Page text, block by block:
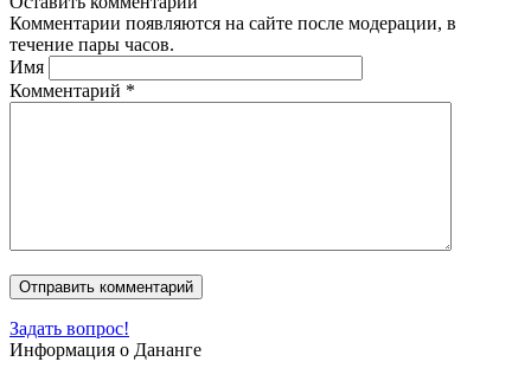
Комментарии появляются на сайте после модерации, в
течение пары часов.
Имя
Комментарий *
Задать вопрос!
Информация о Дананге